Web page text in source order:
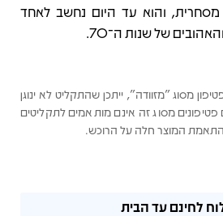
מסחרית, והוא עד היום נחשב לאחד
של שנות ה־70.
מסוג "מזוודה", ייתכן שהתקליט לא ינוגן
מסוג זה אינם מותאמים לתקליטים
התאמת המוצר חלה על הרוכש.
לחינם עד הבית